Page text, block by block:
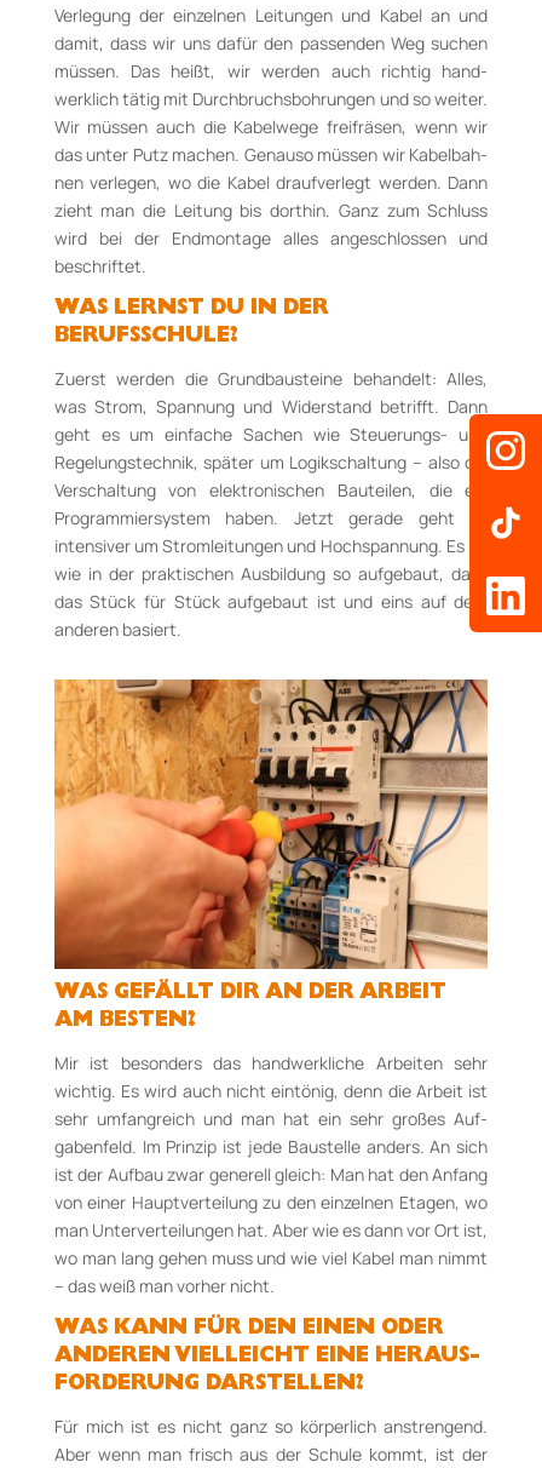
Verlegung der einzelnen Leitungen und Kabel an und
damit, dass wir uns da­für den pas­senden Weg suchen
müssen. Das heißt, wir werden auch richtig hand­
werklich tätig mit Durch­bruchsbohrungen und so weiter.
Wir müs­sen auch die Kabelwege freifräsen, wenn wir
das unter Putz machen. Genauso müs­sen wir Kabel­bah­
nen verlegen, wo die Kabel drauf­verlegt wer­den. Dann
zieht man die Leitung bis dort­hin. Ganz zum Schluss
wird bei der Endmontage al­les angeschlossen und
beschriftet.
WAS LERNST DU IN DER
BERUFSSCHULE?
Zuerst werden die Grundbausteine behandelt: Alles,
was Strom, Spannung und Widerstand be­trifft. Dann
geht es um einfache Sachen wie Steu­erungs- und
Regelungstechnik, später um Lo­gik­schal­tung – also die
Verschaltung von e­lek­tronischen Bauteilen, die ein
Programmier­sys­tem haben. Jetzt gerade geht es
intensiver um Stromleitungen und Hochspannung. Es ist
wie in der prak­tischen Ausbildung so aufgebaut, dass
das Stück für Stück aufgebaut ist und eins auf dem
anderen basiert.
WAS GEFÄLLT DIR AN DER ARBEIT
AM BESTEN?
Mir ist besonders das handwerkliche Arbeiten sehr
wichtig. Es wird auch nicht ein­tönig, denn die Arbeit ist
sehr umfangreich und man hat ein sehr großes Auf­
gabenfeld. Im Prinzip ist jede Bau­stelle anders. An sich
ist der Aufbau zwar generell gleich: Man hat den Anfang
von einer Haupt­verteilung zu den ein­zelnen Etagen, wo
man Unterverteilungen hat. Aber wie es dann vor Ort ist,
wo man lang gehen muss und wie viel Kabel man nimmt
– das weiß man vorher nicht.
WAS KANN FÜR DEN EINEN ODER
ANDEREN VIELLEICHT EINE HER­AUS­
FORDERUNG DAR­STELLEN?
Für mich ist es nicht ganz so körperlich anstrengend.
Aber wenn man frisch aus der Schule kommt, ist der